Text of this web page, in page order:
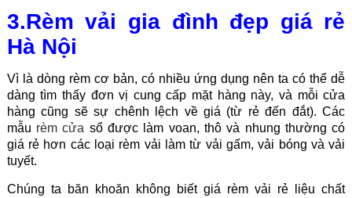
3.Rèm vải gia đình đẹp giá rẻ
Hà Nội
Vì là dòng rèm cơ bản, có nhiều ứng dụng nên ta có thể dễ
dàng tìm thấy đơn vị cung cấp mặt hàng này, và mỗi cửa
hàng cũng sẽ sự chênh lệch về giá (từ rẻ đến đắt). Các
mẫu rèm cửa sổ được làm voan, thô và nhung thường có
giá rẻ hơn các loại rèm vải làm từ vải gấm, vải bóng và vải
tuyết.
Chúng ta băn khoăn không biết giá rèm vải rẻ liệu chất